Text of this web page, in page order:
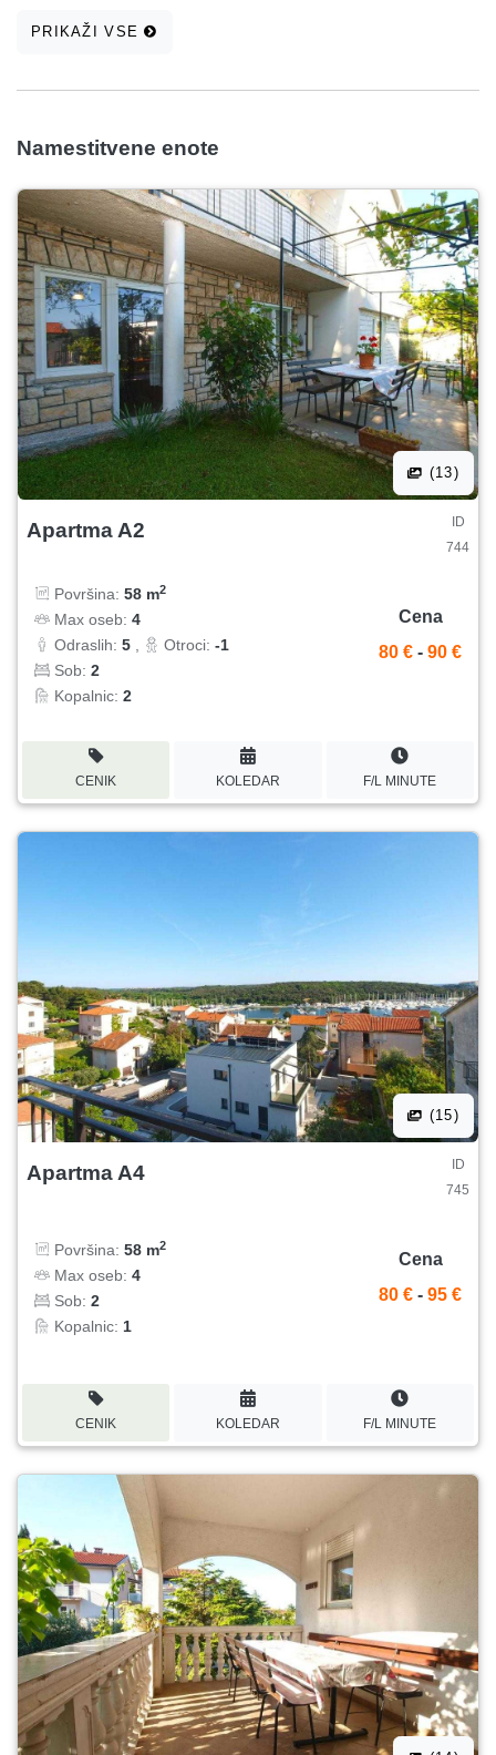
PRIKAŽI VSE
Namestitvene enote
(13)
Apartma A2
ID
744
Površina: 58 m2
Max oseb: 4
Odraslih: 5 , Otroci: -1
Sob: 2
Kopalnic: 2
Cena
80 € - 90 €
CENIK KOLEDAR F/L MINUTE
(15)
Apartma A4
ID
745
Površina: 58 m2
Max oseb: 4
Sob: 2
Kopalnic: 1
Cena
80 € - 95 €
CENIK KOLEDAR F/L MINUTE